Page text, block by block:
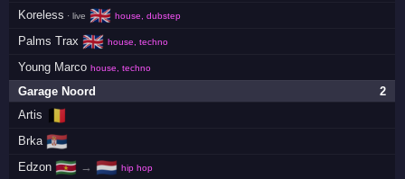
Koreless · live 🇬🇧 house, dubstep
Palms Trax 🇬🇧 house, techno
Young Marco house, techno
2
Garage Noord
Artis 🇧🇪
Brka 🇷🇸
Edzon 🇸🇷 → 🇳🇱 hip hop